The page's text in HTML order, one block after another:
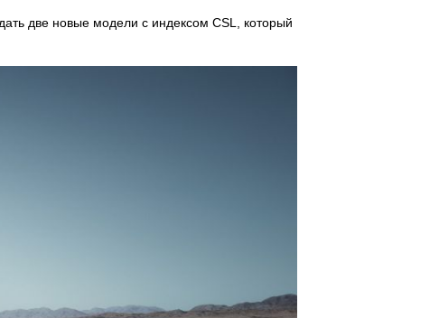
две новые модели с индексом CSL, который